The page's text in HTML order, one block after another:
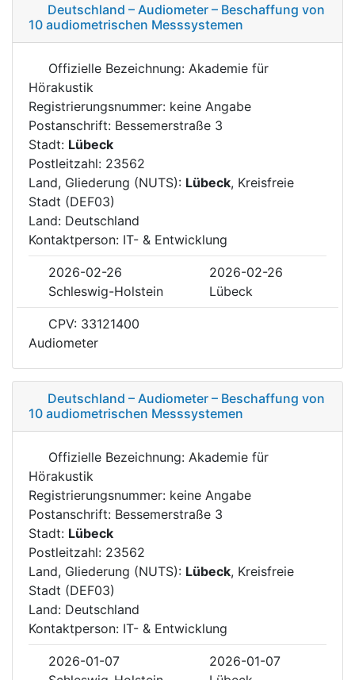
Deutschland – Audiometer – Beschaffung von
10 audiometrischen Messsystemen
Offizielle Bezeichnung: Akademie für
Hörakustik
Registrierungsnummer: keine Angabe
Postanschrift: Bessemerstraße 3
Stadt: Lübeck
Postleitzahl: 23562
Land, Gliederung (NUTS): Lübeck, Kreisfreie
Stadt (DEF03)
Land: Deutschland
Kontaktperson: IT- & Entwicklung
2026-02-26
2026-02-26
Schleswig-Holstein
Lübeck
CPV: 33121400
Audiometer
Deutschland – Audiometer – Beschaffung von
10 audiometrischen Messsystemen
Offizielle Bezeichnung: Akademie für
Hörakustik
Registrierungsnummer: keine Angabe
Postanschrift: Bessemerstraße 3
Stadt: Lübeck
Postleitzahl: 23562
Land, Gliederung (NUTS): Lübeck, Kreisfreie
Stadt (DEF03)
Land: Deutschland
Kontaktperson: IT- & Entwicklung
2026-01-07
2026-01-07